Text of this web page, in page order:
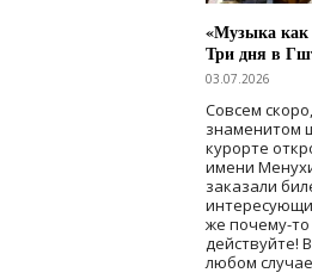
«Музыка как
Три дня в
03.07.2026
Совсем
знаменитом
курорте
имени
заказали
же почему-то
действуйте!
любом